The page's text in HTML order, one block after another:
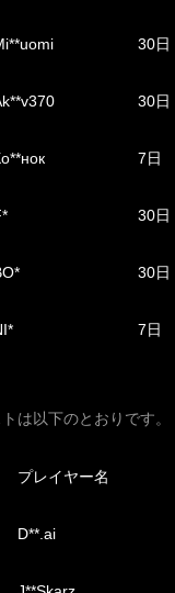
30日
30日
7日
30日
30日
7日
は以下のとおりです。
プレイヤー名
D**.ai